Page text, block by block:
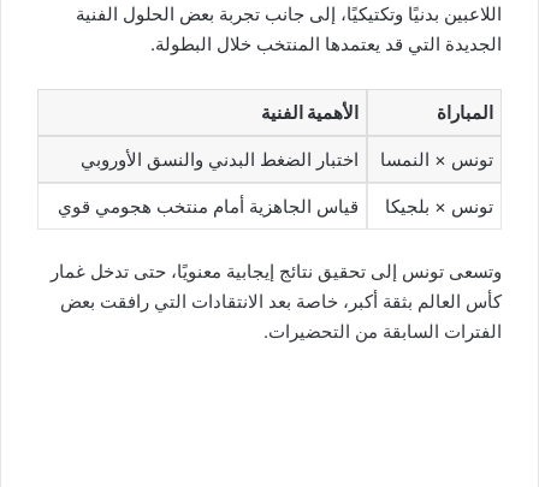
اللاعبين بدنيًا وتكتيكيًا، إلى جانب تجربة بعض الحلول الفنية
الجديدة التي قد يعتمدها المنتخب خلال البطولة.
المباراة الأهمية الفنية
تونس × النمسا اختبار الضغط البدني والنسق الأوروبي
تونس × بلجيكا قياس الجاهزية أمام منتخب هجومي قوي
وتسعى تونس إلى تحقيق نتائج إيجابية معنويًا، حتى تدخل غمار
كأس العالم بثقة أكبر، خاصة بعد الانتقادات التي رافقت بعض
الفترات السابقة من التحضيرات.